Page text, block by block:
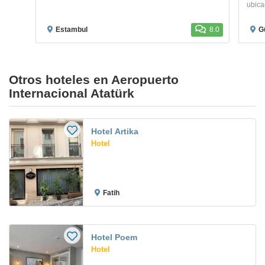
Estambul 8.0
Otros hoteles en Aeropuerto
Internacional Atatürk
Hotel Artika
Hotel
Fatih
Hotel Poem
Hotel